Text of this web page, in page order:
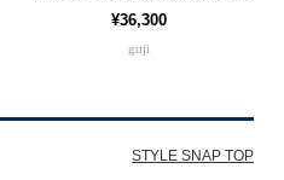
¥36,300
guji
STYLE SNAP TOP